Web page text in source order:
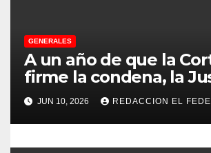
d
a
s
GENERALES
A un año de que la
firme la condena, la
no pudo decomisarle
a CFK
JUN 10, 2026 REDACCION EL